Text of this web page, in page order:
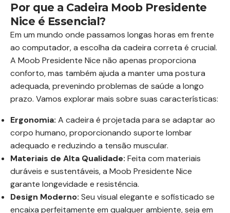
Por que a Cadeira Moob Presidente
Nice é Essencial?
Em um mundo onde passamos longas horas em frente
ao computador, a escolha da cadeira correta é crucial.
A Moob Presidente Nice não apenas proporciona
conforto, mas também ajuda a manter uma postura
adequada, prevenindo problemas de saúde a longo
prazo. Vamos explorar mais sobre suas características:
Ergonomia: A cadeira é projetada para se adaptar ao
corpo humano, proporcionando suporte lombar
adequado e reduzindo a tensão muscular.
Materiais de Alta Qualidade: Feita com materiais
duráveis e sustentáveis, a Moob Presidente Nice
garante longevidade e resistência.
Design Moderno: Seu visual elegante e sofisticado se
encaixa perfeitamente em qualquer ambiente, seja em